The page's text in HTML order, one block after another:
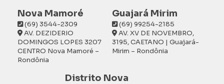
Nova Mamoré
(69) 3544-2309
AV. DEZIDERIO
DOMINGOS LOPES 3207
CENTRO Nova Mamoré –
Rondônia
Guajará Mirim
(69) 99254-2185
AV. XV DE NOVEMBRO,
3195, CAETANO | Guajará-
Mirim – Rondônia
Distrito Nova